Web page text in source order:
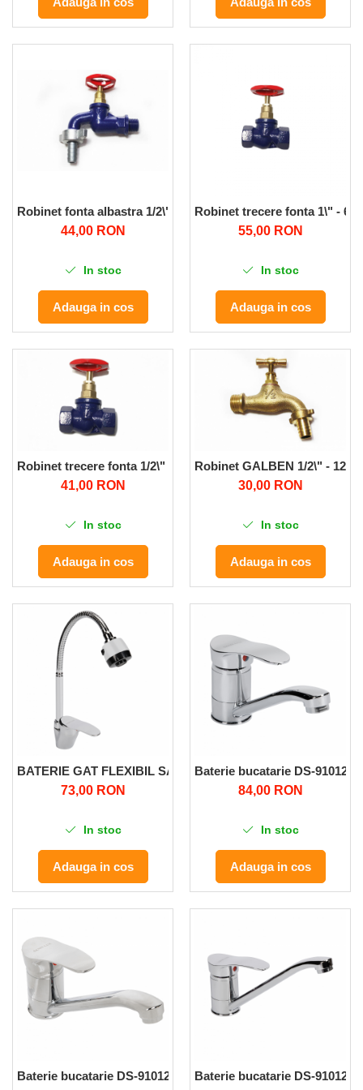
Pompe de apa
Motopompe
Pompe de apa de suprafata
Pompe recirculare
Alte vehicule electrice
ATV-uri
Biciclete
Scuter
Tocatoare resturi vegetale
Despicatoare de lemne
Granulatoare de furaje
Tocatoare de furaje
Robinet fonta albastra 1/2\"
44,00 RON
In stoc
Adauga in cos
Robinet trecere fonta 1\" -
55,00 RON
In stoc
Adauga in cos
Robinet trecere fonta 1/2\" - 15buc/set
41,00 RON
In stoc
Adauga in cos
Robinet GALBEN 1/2\" -
30,00 RON
In stoc
Adauga in cos
BATERIE GAT FLEXIBIL SANIT LUX, GF-0065
73,00 RON
In stoc
Adauga in cos
Baterie bucatarie DS-91012
84,00 RON
In stoc
Adauga in cos
Baterie bucatarie DS-91012 23CM GF-0067 Micul Fermier
Baterie bucatarie DS-91012